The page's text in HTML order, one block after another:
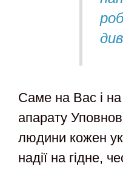
Саме на Вас і
апарату
людини кожен
надії на гідне,